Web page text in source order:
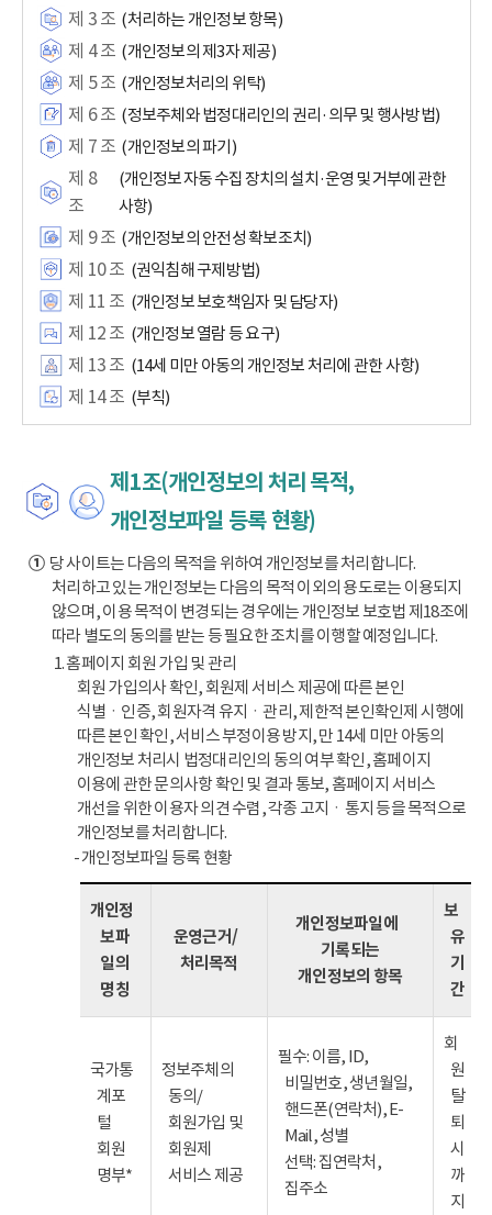
제 3 조 (처리하는 개인정보 항목)
제 4 조 (개인정보의 제3자 제공)
제 5 조 (개인정보처리의 위탁)
제 6 조 (정보주체와 법정대리인의 권리·의무 및 행사방법)
제 7 조 (개인정보의 파기)
제 8
조
(개인정보 자동 수집 장치의 설치·운영 및 거부에 관한
사항)
제 9 조 (개인정보의 안전성 확보조치)
제 10 조 (권익침해 구제방법)
제 11 조 (개인정보 보호책임자 및 담당자)
제 12 조 (개인정보 열람 등 요구)
제 13 조 (14세 미만 아동의 개인정보 처리에 관한 사항)
제 14 조 (부칙)
제1조(개인정보의 처리 목적,
개인정보파일 등록 현황)
①당 사이트는 다음의 목적을 위하여 개인정보를 처리합니다.
처리하고 있는 개인정보는 다음의 목적 이외의 용도로는 이용되지
않으며, 이용 목적이 변경되는 경우에는 개인정보 보호법 제18조에
따라 별도의 동의를 받는 등 필요한 조치를 이행할 예정입니다.
1. 홈페이지 회원 가입 및 관리
회원 가입의사 확인, 회원제 서비스 제공에 따른 본인
식별ㆍ인증, 회원자격 유지ㆍ관리, 제한적 본인확인제 시행에
따른 본인 확인, 서비스 부정이용 방지, 만 14세 미만 아동의
개인정보 처리시 법정대리인의 동의 여부 확인, 홈페이지
이용에 관한 문의사항 확인 및 결과 통보, 홈페이지 서비스
개선을 위한 이용자 의견 수렴, 각종 고지ㆍ통지 등을 목적으로
개인정보를 처리합니다.
- 개인정보파일 등록 현황
개인정
보파
일의
명칭
운영근거/
처리목적
개인정보파일에
기록되는
개인정보의 항목
보
유
기
간
국가통
계포
털
회원
명부*
정보주체의
동의/
회원가입 및
회원제
서비스 제공
필수: 이름, ID,
비밀번호, 생년월일,
핸드폰(연락처), E-
Mail, 성별
선택: 집연락처,
집주소
회
원
탈
퇴
시
까
지